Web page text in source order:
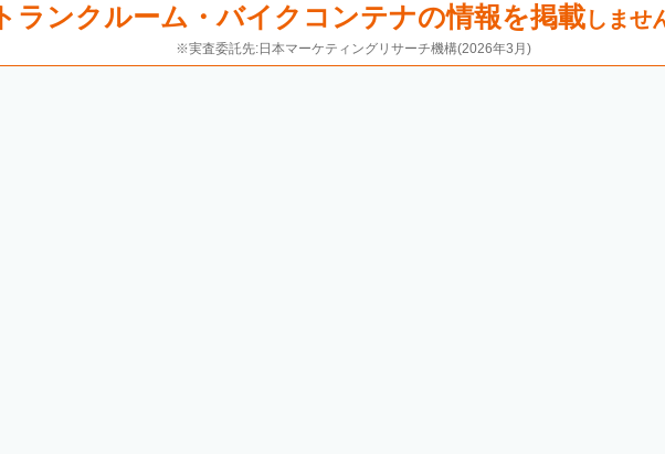
トランクルーム・バイクコンテナの情報を掲載しませ
※実査委託先:日本マーケティングリサーチ機構(2026年3月)